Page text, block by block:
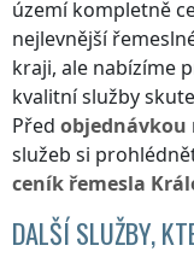
území kompletně
nejlevnější
kraji, ale nabízíme
kvalitní služby
Před objednávkou
služeb si
ceník řemesla
DALŠÍ SLUŽBY,